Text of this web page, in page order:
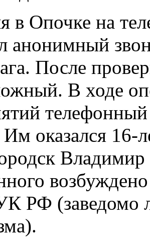
в Опочке на
анонимный
После
В ходе
оказался 16-
РФ (заведомо